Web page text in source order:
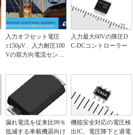
入力オフセット電圧
±150μV、入力耐圧100
Vの双方向電流センス
入力最大60Vの降圧D
C-DCコントローラー
漏れ電流を従来比99％
低減する車載機器向け
機能安全対応の電圧検
出IC、電圧降下と過電